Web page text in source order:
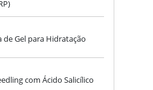
de Gel para Hidratação
com Ácido Salicílico